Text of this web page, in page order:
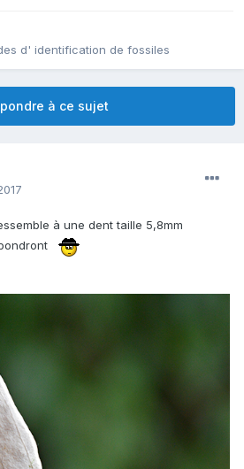
d' identification de fossiles
à ce sujet
à une dent taille 5,8mm